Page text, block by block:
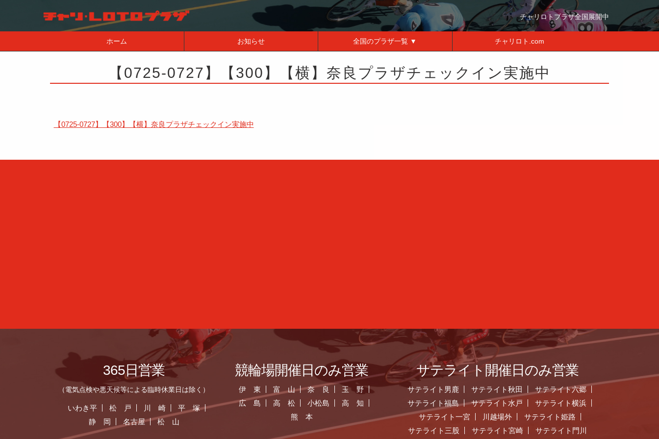
チャリロトプラザ全国展開中
ホーム お知らせ 全国のプラザ一覧 ▼ チャリロト.com
【0725-0727】【300】【横】奈良プラザチェックイン実施中
【0725-0727】【300】【横】奈良プラザチェックイン実施中
365日営業
（電気点検や悪天候等による臨時休業日は除く）
いわき平 松 戸 川 崎
平 塚
静 岡
名古屋 松 山
競輪場開催日のみ営業
伊 東 富 山 奈 良
玉 野
広 島
高 松 小松島
高 知
熊 本
サテライト開催日のみ営業
サテライト男鹿 サテライト秋田
サテライト六郷
サテライト福島
サテライト水戸
サテライト横浜
サテライト一宮
川越場外
サテライト姫路
サテライト三股
サテライト宮崎 サテライト門川